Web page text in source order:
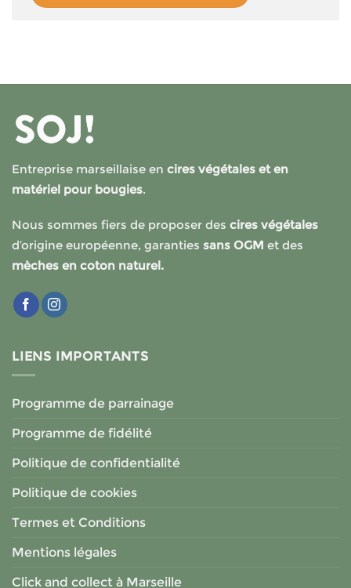
Entreprise marseillaise en cires végétales et en
matériel pour bougies.
Nous sommes fiers de proposer des cires végétales
d’origine européenne, garanties sans OGM et des
mèches en coton naturel.
LIENS IMPORTANTS
Programme de parrainage
Programme de fidélité
Politique de confidentialité
Politique de cookies
Termes et Conditions
Mentions légales
Click and collect à Marseille